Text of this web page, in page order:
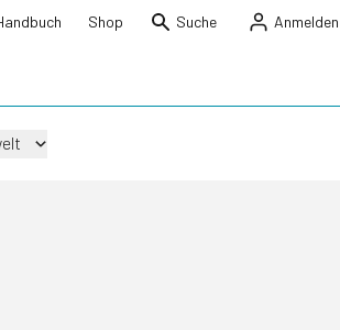
Shop Suche Anmelden